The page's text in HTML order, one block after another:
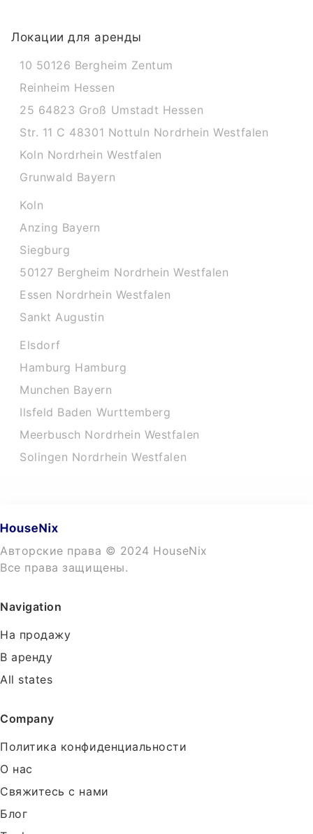
Локации для аренды
10 50126 Bergheim Zentum
Reinheim Hessen
25 64823 Groß Umstadt Hessen
Str. 11 C 48301 Nottuln Nordrhein Westfalen
Koln Nordrhein Westfalen
Grunwald Bayern
Koln
Anzing Bayern
Siegburg
50127 Bergheim Nordrhein Westfalen
Essen Nordrhein Westfalen
Sankt Augustin
Elsdorf
Hamburg Hamburg
Munchen Bayern
Ilsfeld Baden Wurttemberg
Meerbusch Nordrhein Westfalen
Solingen Nordrhein Westfalen
Авторские права © 2024 HouseNix
Все права защищены.
Navigation
На продажу
В аренду
All states
Company
Политика конфиденциальности
О нас
Свяжитесь с нами
Блог